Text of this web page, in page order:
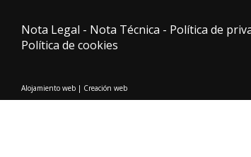
Nota Legal - Nota Técnica - Política de
Política de cookies
Alojamiento web | Creación web